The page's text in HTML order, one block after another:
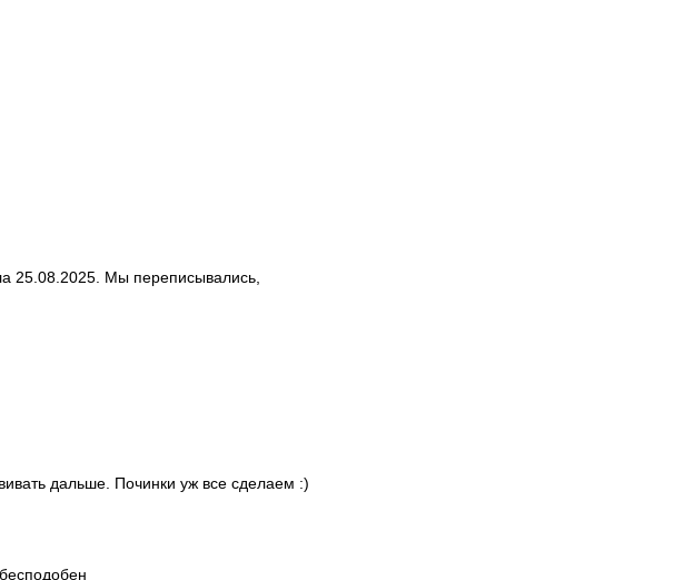
25.08.2025. Мы переписывались,
дальше. Починки уж все сделаем :)